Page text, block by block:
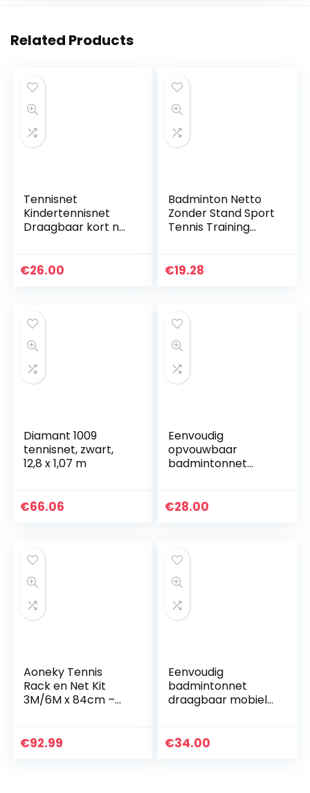
Related Products
Tennisnet
Kindertennisnet
Draagbaar kort net
Eenvoudig
€26.00
Badminton Netto
Zonder Stand Sport
Tennis Training
Kinderen Training
€19.28
Diamant 1009
tennisnet, zwart,
12,8 x 1,07 m
€66.06
Eenvoudig
opvouwbaar
badmintonnet
standaardspelnet
€28.00
Aoneky Tennis
Rack en Net Kit
3M/6M x 84cm –
Pickleball
€92.99
Eenvoudig
badmintonnet
draagbaar mobiel
veldnet
€34.00